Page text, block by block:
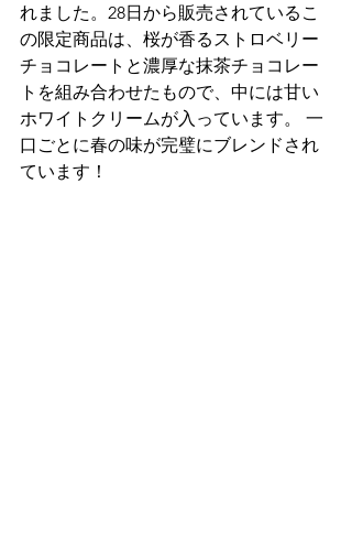
れました。28日から販売されているこ
の限定商品は、桜が香るストロベリー
チョコレートと濃厚な抹茶チョコレー
トを組み合わせたもので、中には甘い
ホワイトクリームが入っています。 一
口ごとに春の味が完璧にブレンドされ
ています！